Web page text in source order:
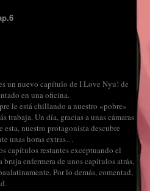
un nuevo capítulo de I Love Nyu! de
en una oficina.
le está chillando a nuestro «pobre»
trabaja. Un día, gracias a unas cámaras
esta, nuestro protagonista descubre
unas horas extras…
capítulos restantes exceptuando el
enfermera de unos capítulos atrás,
Por lo demás, comentad,